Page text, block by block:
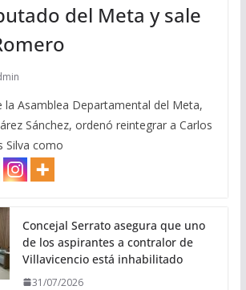
del Meta y sale
la Asamblea Departamental del Meta,
Sánchez, ordenó reintegrar a Carlos
Silva como
Concejal Serrato asegura que uno
de los aspirantes a contralor de
Villavicencio está inhabilitado
31/07/2026